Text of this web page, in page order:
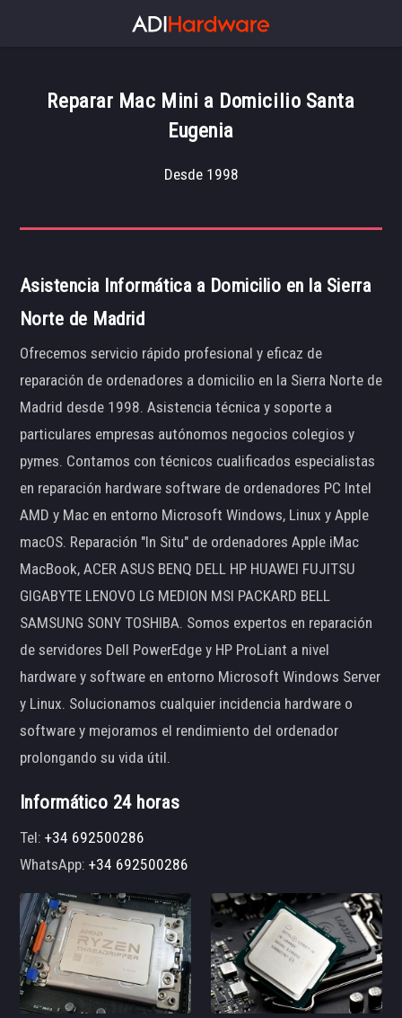
Reparar Mac Mini a Domicilio Santa
Eugenia
Desde 1998
Asistencia Informática a Domicilio en la Sierra
Norte de Madrid
Ofrecemos servicio rápido profesional y eficaz de
reparación de ordenadores a domicilio en la Sierra Norte de
Madrid desde 1998. Asistencia técnica y soporte a
particulares empresas autónomos negocios colegios y
pymes. Contamos con técnicos cualificados especialistas
en reparación hardware software de ordenadores PC Intel
AMD y Mac en entorno Microsoft Windows, Linux y Apple
macOS. Reparación "In Situ" de ordenadores Apple iMac
MacBook, ACER ASUS BENQ DELL HP HUAWEI FUJITSU
GIGABYTE LENOVO LG MEDION MSI PACKARD BELL
SAMSUNG SONY TOSHIBA. Somos expertos en reparación
de servidores Dell PowerEdge y HP ProLiant a nivel
hardware y software en entorno Microsoft Windows Server
y Linux. Solucionamos cualquier incidencia hardware o
software y mejoramos el rendimiento del ordenador
prolongando su vida útil.
Informático 24 horas
Tel:+34 692500286
WhatsApp:+34 692500286